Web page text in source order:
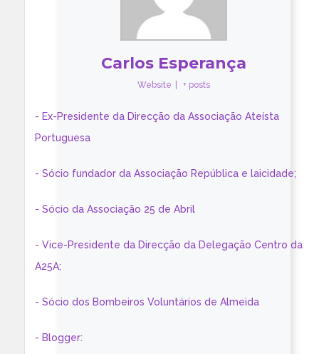
Carlos Esperança
Website + posts
- Ex-Presidente da Direcção da Associação Ateísta
Portuguesa
- Sócio fundador da Associação República e laicidade;
- Sócio da Associação 25 de Abril
- Vice-Presidente da Direcção da Delegação Centro da
A25A;
- Sócio dos Bombeiros Voluntários de Almeida
- Blogger: